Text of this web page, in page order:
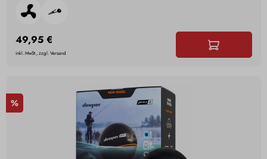
49,95 €
inkl. MwSt., zzgl. Versand
%